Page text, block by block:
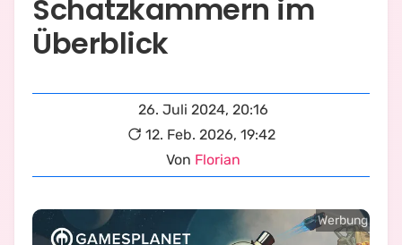
Schatzkammern im
Überblick
26. Juli 2024, 20:16
12. Feb. 2026, 19:42
Von Florian
Werbung